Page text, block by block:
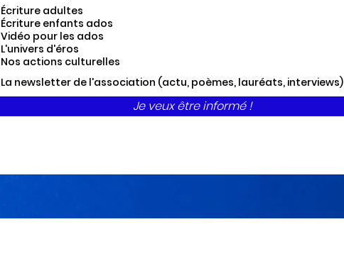
u
i
r
d
Écriture adultes
Écriture enfants ados
Vidéo pour les ados
L'univers d'éros
Nos actions culturelles
La newsletter de l'association (actu, poèmes, lauréats, interviews)
Je veux être informé !